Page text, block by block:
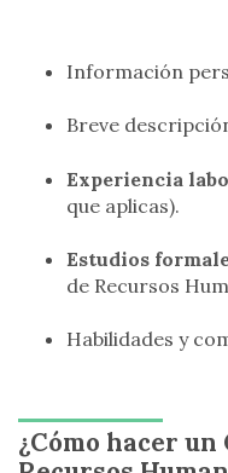
Información
Breve
Experiencia
que aplicas).
Estudios
de Recursos
Habilidades y
¿Cómo hacer